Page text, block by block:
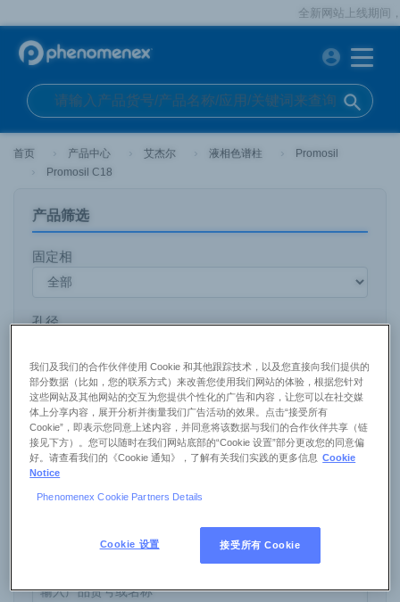
全新网站上线期间，如
search
account_circle
首页 产品中心 艾杰尔 液相色谱柱
Promosil
Promosil C18
产品筛选
固定相
孔径
粒径
内径
我们及我们的合作伙伴使用 Cookie 和其他跟踪技术，以及您直接向我们提供的
部分数据（比如，您的联系方式）来改善您使用我们网站的体验，根据您针对
这些网站及其他网站的交互为您提供个性化的广告和内容，让您可以在社交媒
体上分享内容，展开分析并衡量我们广告活动的效果。点击“接受所有
Cookie”，即表示您同意上述内容，并同意将该数据与我们的合作伙伴共享（链
接见下方）。您可以随时在我们网站底部的“Cookie 设置”部分更改您的同意偏
好。请查看我们的《Cookie 通知》，了解有关我们实践的更多信息
Cookie
Notice
Phenomenex Cookie Partners Details
Cookie 设置 接受所有 Cookie